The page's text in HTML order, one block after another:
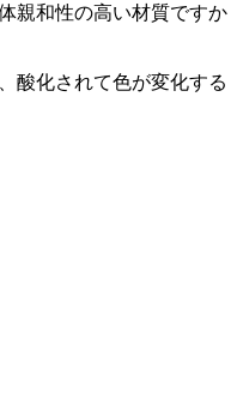
親和性の高い材質ですか
酸化されて色が変化する